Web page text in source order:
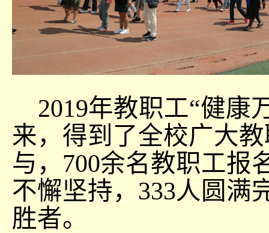
2019年教职工“健康
来，得到了全校广大
与，700余名教职工报
不懈坚持，333人圆满
胜者。